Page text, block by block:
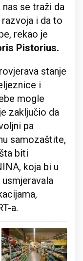
nas se traži da
i da to
rekao je
Pistorius.
stanje
i
mogle
zaključio da
pa
samozaštite,
biti
koja bi u
a.